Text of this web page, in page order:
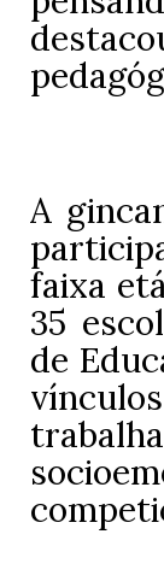
A
faixa
35
de